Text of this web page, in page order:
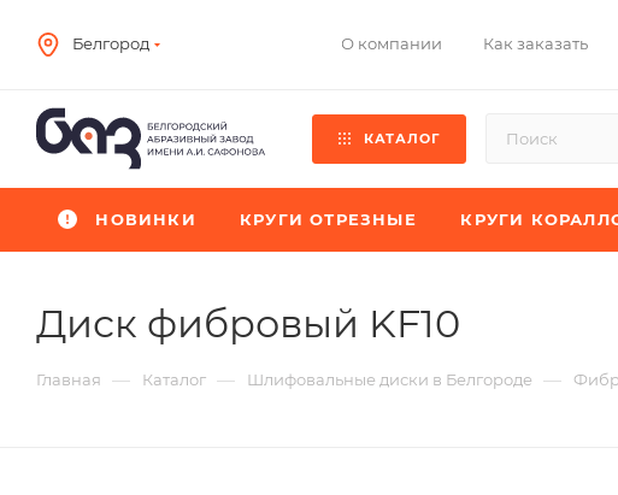
Белгород О компании Как заказать
КАТАЛОГ
НОВИНКИ КРУГИ ОТРЕЗНЫЕ КРУГИ
Диск фибровый KF10
Главная — Каталог — Шлифовальные диски в Белгороде —